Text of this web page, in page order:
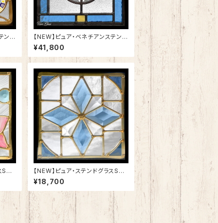
ンド
【NEW】ピュア・ベネチアンステンド
グラスSH-VD21
¥41,800
SH-
【NEW】ピュア・ステンドグラスSH-
D54
¥18,700